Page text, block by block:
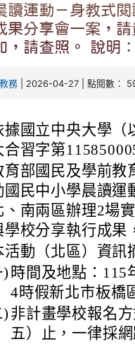
讀運動－身教式
果分享會一案，
，請查照。 說明：
教務| 2026-04-27 | 點閱數：
據國立中央大學（
合習字第
育部國民及學前教
國民中小學晨讀運
、南兩區辦理2場
學校分享執行成果
活動（北區）資訊
) 時間及地點：115
4時假新北市板橋
) 非計畫學校報名
五）止，一律採